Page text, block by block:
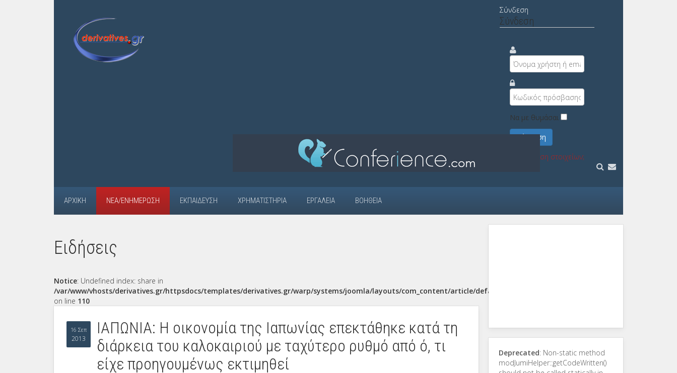
Σύνδεση
Σύνδεση
Να με θυμάσαι
Σύνδεση
Υπενθύμιση στοιχείων;
ΑΡΧΙΚΉ ΝΈΑ/ΕΝΗΜΈΡΩΣΗ ΕΚΠΑΊΔΕΥΣΗ ΧΡΗΜΑΤΙΣΤΉΡΙΑ ΕΡΓΑΛΕΊΑ ΒΟΉΘΕΙΑ
Ειδήσεις
Notice: Undefined index: share in
/var/www/vhosts/derivatives.gr/httpsdocs/templates/derivatives.gr/warp/systems/joomla/layouts/com_content/article/default.php
on line 110
16 Σεπ
2013
ΙΑΠΩΝΙΑ: Η οικονομία της Ιαπωνίας επεκτάθηκε κατά τη
διάρκεια του καλοκαιριού με ταχύτερο ρυθμό από ό, τι
είχε προηγουμένως εκτιμηθεί
Deprecated: Non-static method
modJumiHelper::getCodeWritten()